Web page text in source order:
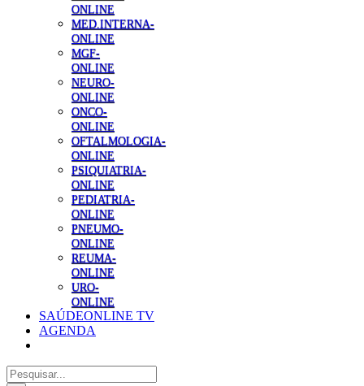
ONLINE
MED.INTERNA-
ONLINE
MGF-
ONLINE
NEURO-
ONLINE
ONCO-
ONLINE
OFTALMOLOGIA-
ONLINE
PSIQUIATRIA-
ONLINE
PEDIATRIA-
ONLINE
PNEUMO-
ONLINE
REUMA-
ONLINE
URO-
ONLINE
SAÚDEONLINE TV
AGENDA
Pesquisar